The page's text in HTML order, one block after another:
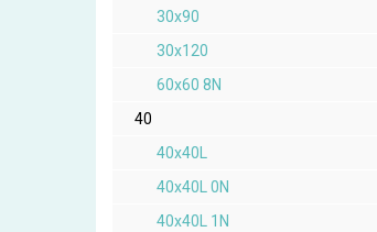
30x90
30x120
60x60 8N
40
40x40L
40x40L 0N
40x40L 1N